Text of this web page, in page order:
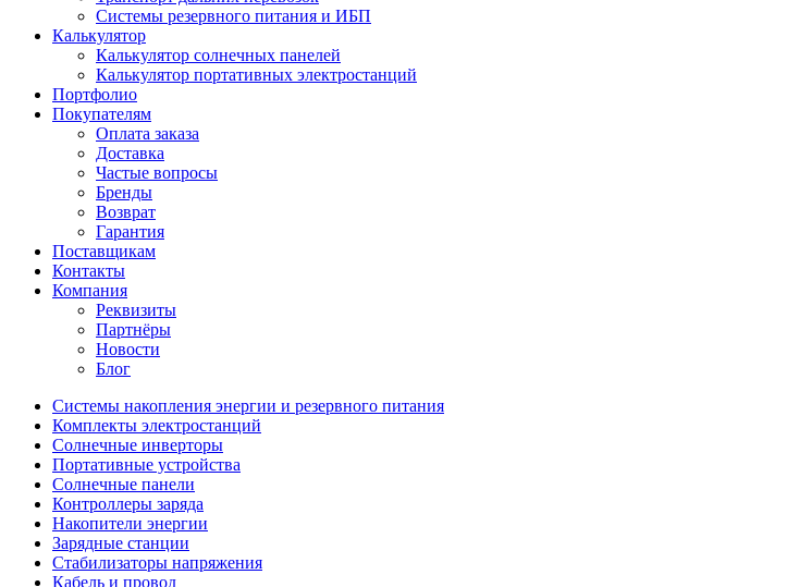
Системы резервного питания и ИБП
Калькулятор
Калькулятор солнечных панелей
Калькулятор портативных электростанций
Портфолио
Покупателям
Оплата заказа
Доставка
Частые вопросы
Бренды
Возврат
Гарантия
Поставщикам
Контакты
Компания
Реквизиты
Партнёры
Новости
Блог
Системы накопления энергии и резервного питания
Комплекты электростанций
Солнечные инверторы
Портативные устройства
Солнечные панели
Контроллеры заряда
Накопители энергии
Зарядные станции
Стабилизаторы напряжения
Кабель и провод